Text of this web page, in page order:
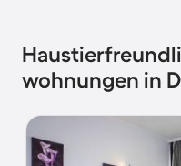
wohnungen in